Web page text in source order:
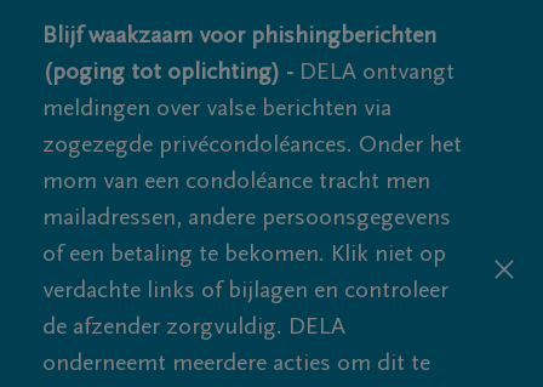
Blijf waakzaam voor phishingberichten
(poging tot oplichting) - DELA ontvangt
meldingen over valse berichten via
zogezegde privécondoléances. Onder het
mom van een condoléance tracht men
mailadressen, andere persoonsgegevens
of een betaling te bekomen. Klik niet op
verdachte links of bijlagen en controleer
de afzender zorgvuldig. DELA
onderneemt meerdere acties om dit te